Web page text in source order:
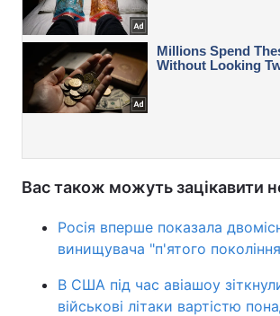
Вас також можуть зацікавити
Росія вперше показала
винищувача "п'ятого
В США під час авіашоу
військові літаки вартістю